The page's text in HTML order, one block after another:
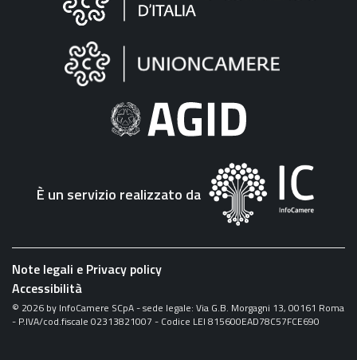
"Fattura
Elettronica"
È un servizio realizzato da
Note legali e Privacy policy
Accessibilità
© 2026 by InfoCamere SCpA - sede legale: Via G.B. Morgagni 13, 00161 Roma
- P.IVA/cod.fiscale 02313821007 - Codice LEI 815600EAD78C57FCE690